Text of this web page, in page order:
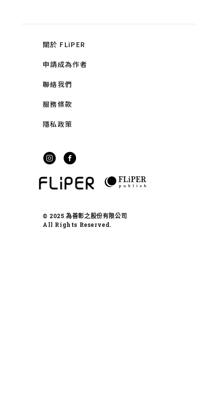
關於 FLiPER
申請成為作者
聯絡我們
服務條款
隱私政策
© 2025 為善彰之股份有限公司
All Rights Reserved.